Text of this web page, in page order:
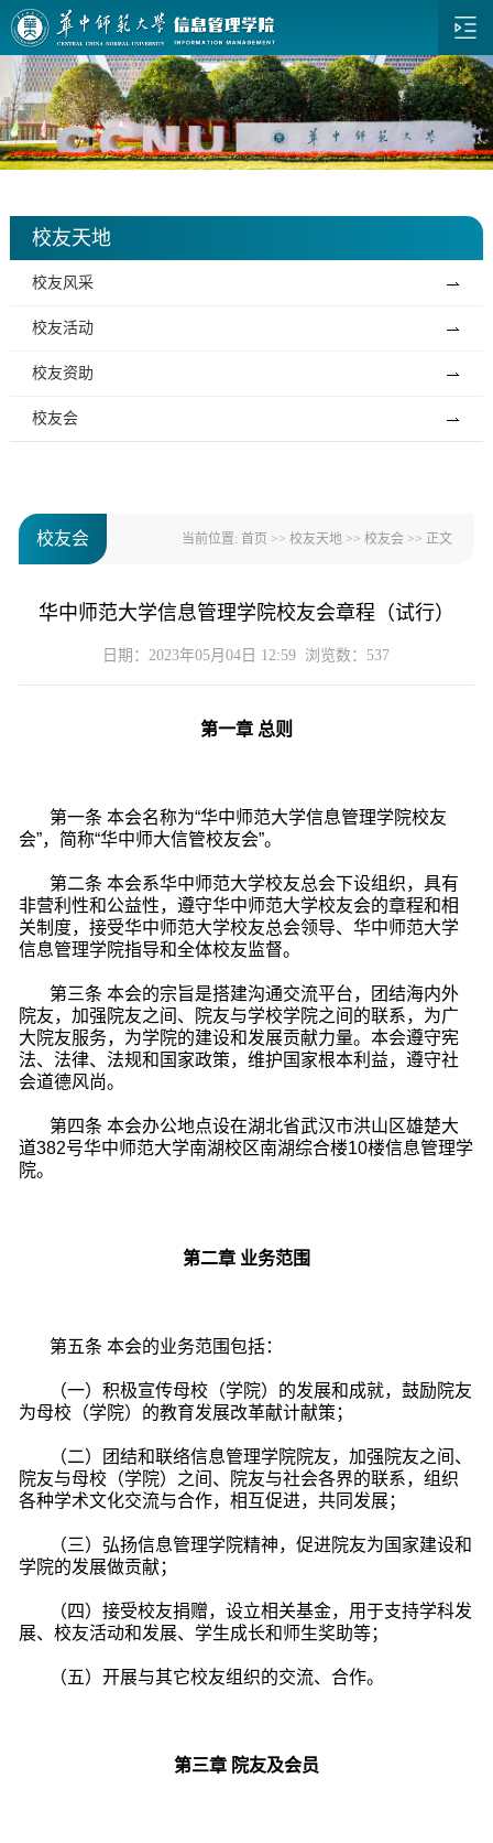
校友天地
校友风采
校友活动
校友资助
校友会
校友会 当前位置:首页 >>校友天地 >>校友会 >> 正文
华中师范大学信息管理学院校友会章程（试行）
日期：2023年05月04日 12:59 浏览数： 537
第一章 总则
第一条 本会名称为“华中师范大学信息管理学院校友
会”，简称“华中师大信管校友会”。
第二条 本会系华中师范大学校友总会下设组织，具有
非营利性和公益性，遵守华中师范大学校友会的章程和相
关制度，接受华中师范大学校友总会领导、华中师范大学
信息管理学院指导和全体校友监督。
第三条 本会的宗旨是搭建沟通交流平台，团结海内外
院友，加强院友之间、院友与学校学院之间的联系，为广
大院友服务，为学院的建设和发展贡献力量。本会遵守宪
法、法律、法规和国家政策，维护国家根本利益，遵守社
会道德风尚。
第四条 本会办公地点设在湖北省武汉市洪山区雄楚大
道382号华中师范大学南湖校区南湖综合楼10楼信息管理学
院。
第二章 业务范围
第五条 本会的业务范围包括：
（一）积极宣传母校（学院）的发展和成就，鼓励院友
为母校（学院）的教育发展改革献计献策；
（二）团结和联络信息管理学院院友，加强院友之间、
院友与母校（学院）之间、院友与社会各界的联系，组织
各种学术文化交流与合作，相互促进，共同发展；
（三）弘扬信息管理学院精神，促进院友为国家建设和
学院的发展做贡献；
（四）接受校友捐赠，设立相关基金，用于支持学科发
展、校友活动和发展、学生成长和师生奖助等；
（五）开展与其它校友组织的交流、合作。
第三章 院友及会员